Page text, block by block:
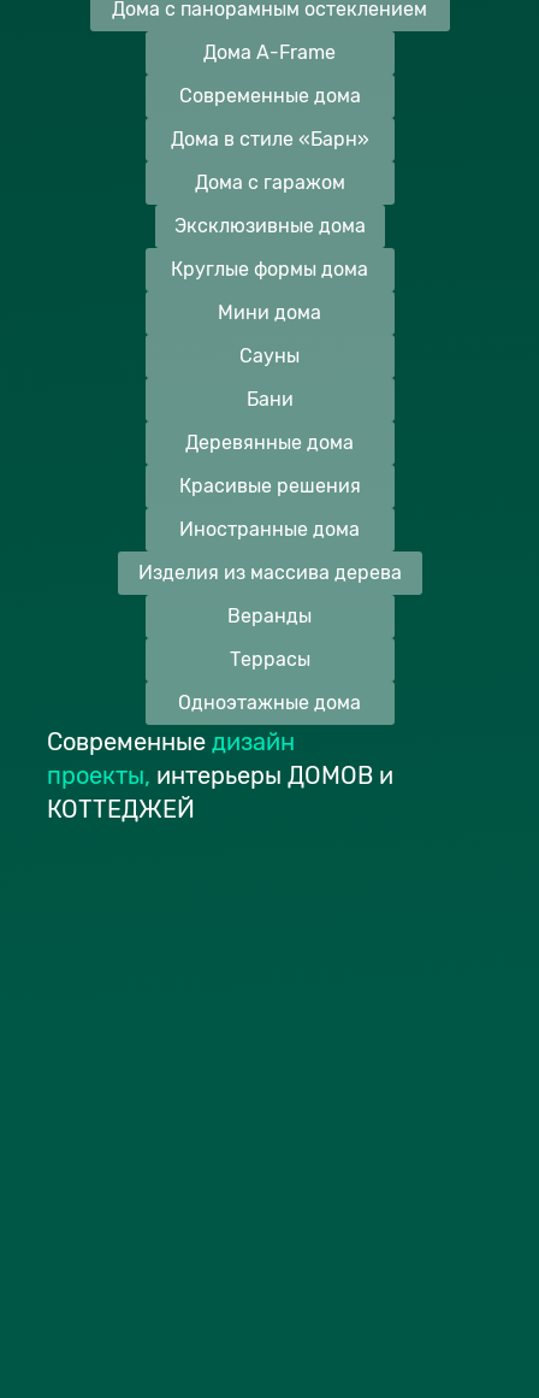
Дома с панорамным остеклением
Дома A-Frame
Современные дома
Дома в стиле «Барн»
Дома с гаражом
Эксклюзивные дома
Круглые формы дома
Мини дома
Сауны
Бани
Деревянные дома
Красивые решения
Иностранные дома
Изделия из массива дерева
Веранды
Террасы
Одноэтажные дома
Современные дизайн
проекты, интерьеры ДОМОВ и
КОТТЕДЖЕЙ